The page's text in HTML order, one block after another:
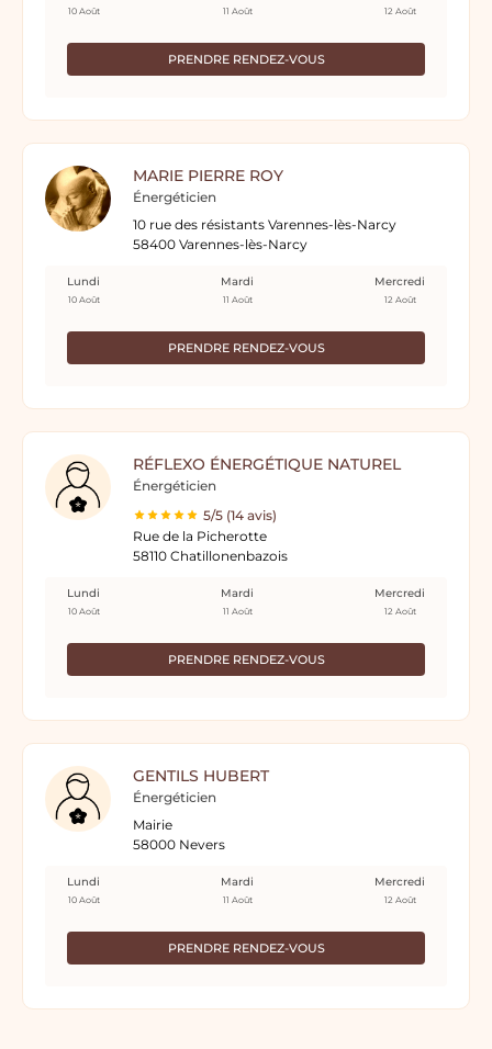
PRENDRE RENDEZ-VOUS
10 Août 11 Août 12 Août
MARIE PIERRE ROY
Énergéticien
10 rue des résistants Varennes-lès-Narcy
58400 Varennes-lès-Narcy
PRENDRE RENDEZ-VOUS
Lundi
10 Août
Mardi
11 Août
Mercredi
12 Août
RÉFLEXO ÉNERGÉTIQUE NATUREL
Énergéticien
5/5 (14 avis)
Rue de la Picherotte
58110 Chatillonenbazois
PRENDRE RENDEZ-VOUS
Lundi
10 Août
Mardi
11 Août
Mercredi
12 Août
GENTILS HUBERT
Énergéticien
Mairie
58000 Nevers
PRENDRE RENDEZ-VOUS
Lundi
10 Août
Mardi
11 Août
Mercredi
12 Août